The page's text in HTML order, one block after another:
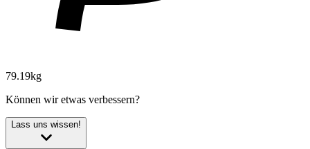
79.19kg
Können wir etwas verbessern?
Lass uns wissen!